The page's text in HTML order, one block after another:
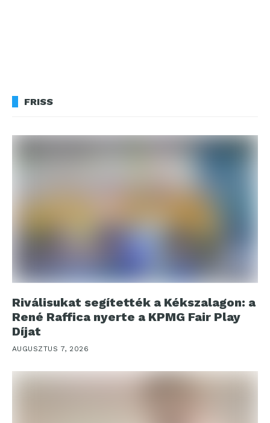
FRISS
Riválisukat segítették a Kékszalagon: a
René Raffica nyerte a KPMG Fair Play
Díjat
AUGUSZTUS 7, 2026